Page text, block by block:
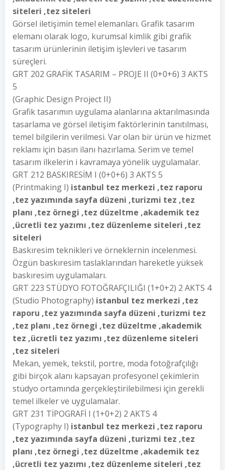
siteleri ,tez siteleri
Görsel iletişimin temel elemanları. Grafik tasarım
elemanı olarak logo, kurumsal kimlik gibi grafik
tasarım ürünlerinin iletişim işlevleri ve tasarım
süreçleri.
GRT 202 GRAFİK TASARIM – PROJE II (0+0+6) 3 AKTS
5
(Graphic Design Project II)
Grafik tasarımın uygulama alanlarına aktarılmasında
tasarlama ve görsel iletişim faktörlerinin tanıtılması,
temel bilgilerin verilmesi. Var olan bir ürün ve hizmet
reklamı için basın ilanı hazırlama. Serim ve temel
tasarım ilkelerin i kavramaya yönelik uygulamalar.
GRT 212 BASKIRESİM I (0+0+6) 3 AKTS 5
(Printmaking I) istanbul tez merkezi ,tez raporu
,tez yazımında sayfa düzeni ,turizmi tez ,tez
planı ,tez örnegi ,tez düzeltme ,akademik tez
,ücretli tez yazımı ,tez düzenleme siteleri ,tez
siteleri
Baskıresim teknikleri ve örneklernin incelenmesi.
Özgün baskıresim taslaklarından hareketle yüksek
baskıresim uygulamaları.
GRT 223 STÜDYO FOTOĞRAFÇILIĞI (1+0+2) 2 AKTS 4
(Studio Photography) istanbul tez merkezi ,tez
raporu ,tez yazımında sayfa düzeni ,turizmi tez
,tez planı ,tez örnegi ,tez düzeltme ,akademik
tez ,ücretli tez yazımı ,tez düzenleme siteleri
,tez siteleri
Mekan, yemek, tekstil, portre, moda fotoğrafçılığı
gibi birçok alanı kapsayan profesyonel çekimlerin
stüdyo ortamında gerçekleştirilebilmesi için gerekli
temel ilkeler ve uygulamalar.
GRT 231 TİPOGRAFİ I (1+0+2) 2 AKTS 4
(Typography I) istanbul tez merkezi ,tez raporu
,tez yazımında sayfa düzeni ,turizmi tez ,tez
planı ,tez örnegi ,tez düzeltme ,akademik tez
,ücretli tez yazımı ,tez düzenleme siteleri ,tez